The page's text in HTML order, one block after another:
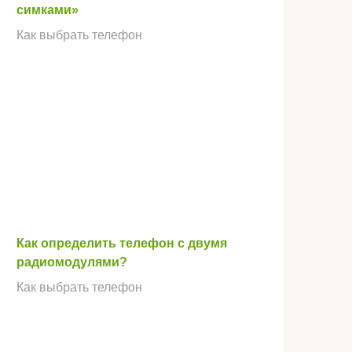
симками»
Как выбрать телефон
Как определить телефон с двумя
радиомодулями?
Как выбрать телефон